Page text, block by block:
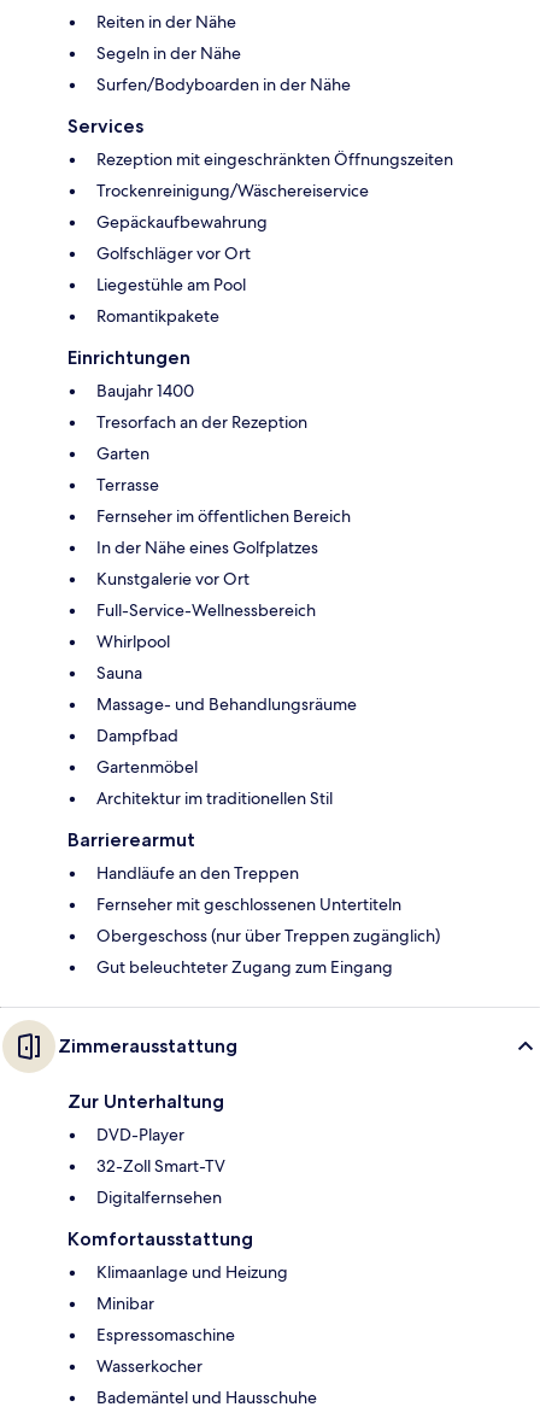
Reiten in der Nähe
Segeln in der Nähe
Surfen/Bodyboarden in der Nähe
Services
Rezeption mit eingeschränkten Öffnungszeiten
Trockenreinigung/Wäschereiservice
Gepäckaufbewahrung
Golfschläger vor Ort
Liegestühle am Pool
Romantikpakete
Einrichtungen
Baujahr 1400
Tresorfach an der Rezeption
Garten
Terrasse
Fernseher im öffentlichen Bereich
In der Nähe eines Golfplatzes
Kunstgalerie vor Ort
Full-Service-Wellnessbereich
Whirlpool
Sauna
Massage- und Behandlungsräume
Dampfbad
Gartenmöbel
Architektur im traditionellen Stil
Barrierearmut
Handläufe an den Treppen
Fernseher mit geschlossenen Untertiteln
Obergeschoss (nur über Treppen zugänglich)
Gut beleuchteter Zugang zum Eingang
Zimmerausstattung
Zur Unterhaltung
DVD-Player
32-Zoll Smart-TV
Digitalfernsehen
Komfortausstattung
Klimaanlage und Heizung
Minibar
Espressomaschine
Wasserkocher
Bademäntel und Hausschuhe